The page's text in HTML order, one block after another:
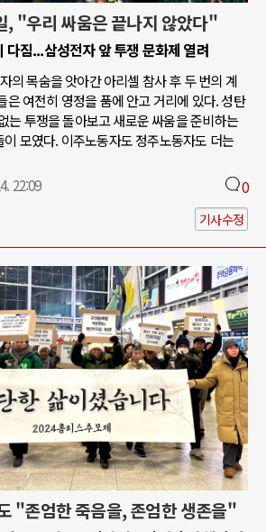
, "우리 싸움은 끝나지 않았다"
다짐...삼성전자 앞 투쟁 문화제 열려
의 목숨을 앗아간 아리셀 참사 후 두 번의 계
은 여전히 영정을 품에 안고 거리에 있다. 성탄
는 투쟁을 돌아보고 새로운 싸움을 준비하는
모였다. 이주노동자도 정주노동자도 더는
22:09 0
기사수정
"존엄한 죽음을, 존엄한 생존을"